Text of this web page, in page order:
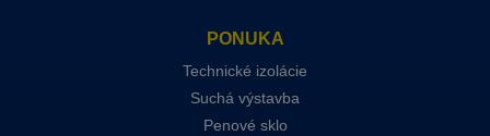
PONUKA
Technické izolácie
Suchá výstavba
Penové sklo